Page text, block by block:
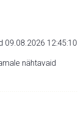
09.08.2026 12:45:10
nähtavaid